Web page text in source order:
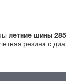
летние шины
резина с